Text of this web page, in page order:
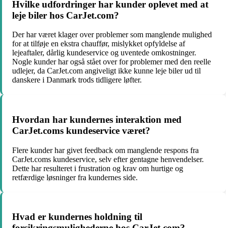
Hvilke udfordringer har kunder oplevet med at
leje biler hos CarJet.com?
Der har været klager over problemer som manglende mulighed
for at tilføje en ekstra chauffør, mislykket opfyldelse af
lejeaftaler, dårlig kundeservice og uventede omkostninger.
Nogle kunder har også stået over for problemer med den reelle
udlejer, da CarJet.com angiveligt ikke kunne leje biler ud til
danskere i Danmark trods tidligere løfter.
Hvordan har kundernes interaktion med
CarJet.coms kundeservice været?
Flere kunder har givet feedback om manglende respons fra
CarJet.coms kundeservice, selv efter gentagne henvendelser.
Dette har resulteret i frustration og krav om hurtige og
retfærdige løsninger fra kundernes side.
Hvad er kundernes holdning til